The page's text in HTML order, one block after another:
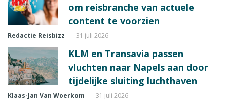
om reisbranche van actuele
content te voorzien
Redactie Reisbizz 31 juli 2026
KLM en Transavia passen
vluchten naar Napels aan door
tijdelijke sluiting luchthaven
Klaas-Jan Van Woerkom 31 juli 2026